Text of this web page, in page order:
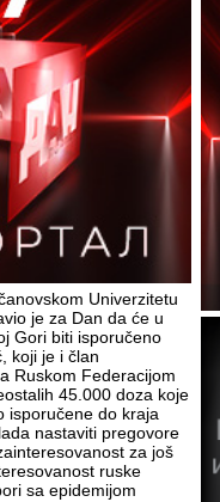
Univerzitetu
je za Dan da će u
Gori biti isporučeno
koji je i član
Ruskom Federacijom
45.000 doza koje
isporučene do kraja
nastaviti pregovore
za još
ruske
sa epidemijom